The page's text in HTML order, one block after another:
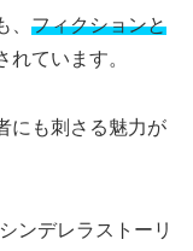
フィクションと
れています。
にも刺さる魅力が
ンデレラストーリ